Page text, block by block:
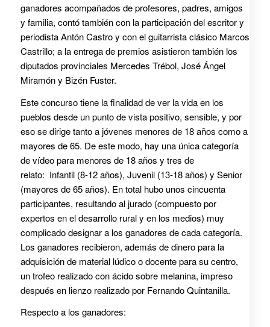
ganadores acompañados de profesores, padres, amigos
y familia, contó también con la participación del escritor y
periodista Antón Castro y con el guitarrista clásico Marcos
Castrillo; a la entrega de premios asistieron también los
diputados provinciales Mercedes Trébol, José Ángel
Miramón y Bizén Fuster.
Este concurso tiene la finalidad de ver la vida en los
pueblos desde un punto de vista positivo, sensible, y por
eso se dirige tanto a jóvenes menores de 18 años como a
mayores de 65. De este modo, hay una única categoría
de vídeo para menores de 18 años y tres de
relato: Infantil (8-12 años), Juvenil (13-18 años) y Senior
(mayores de 65 años). En total hubo unos cincuenta
participantes, resultando al jurado (compuesto por
expertos en el desarrollo rural y en los medios) muy
complicado designar a los ganadores de cada categoría.
Los ganadores recibieron, además de dinero para la
adquisición de material lúdico o docente para su centro,
un trofeo realizado con ácido sobre melanina, impreso
después en lienzo realizado por Fernando Quintanilla.
Respecto a los ganadores: